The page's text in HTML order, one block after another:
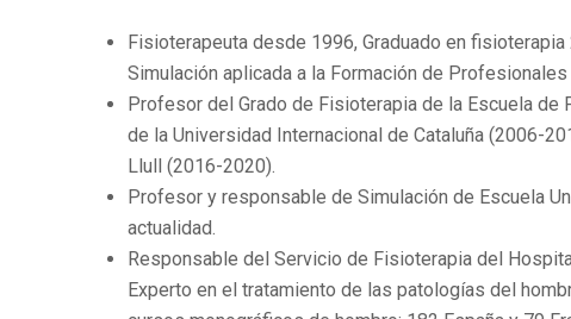
Fisioterapeuta desde 1996, Graduado en
Simulación aplicada a la Formación de
Profesor del Grado de Fisioterapia de la Escuela de
de la Universidad Internacional de Cataluña (2006-
Llull (2016-2020).
Profesor y responsable de Simulación de Escuela
actualidad.
Responsable del Servicio de Fisioterapia del
Experto en el tratamiento de las patologías del